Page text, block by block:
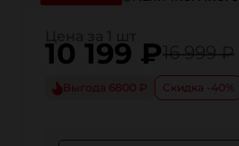
10 199 ₽ 16 999 ₽
Выгода 6800 ₽ Скидка -40%